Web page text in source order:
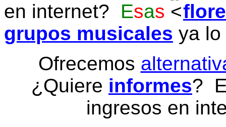
en internet? Esas
grupos musicales ya
Ofrecemos
¿Quiere informes?
ingresos en